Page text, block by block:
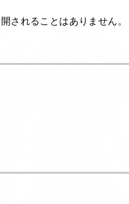
されることはありません。